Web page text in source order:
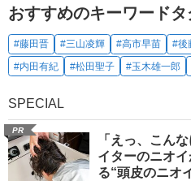
おすすめのキーワード
#藤田晋 #三山凌輝 #高市早苗 #後
#内田有紀
#松田聖子 #玉木雄一郎
SPECIAL
PR
「えっ、こん
イターのニオ
る“頭皮のニオ